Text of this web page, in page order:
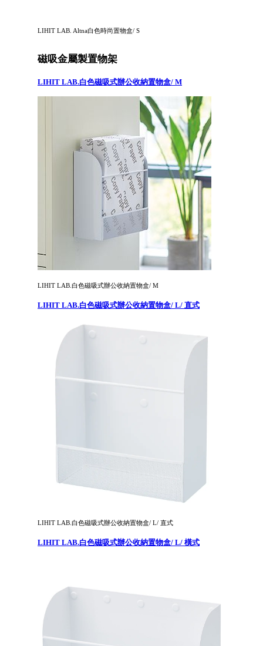
LIHIT LAB. Altna白色時尚置物盒/ S
磁吸金屬製置物架
LIHIT LAB.白色磁吸式辦公收納置物盒/ M
LIHIT LAB.白色磁吸式辦公收納置物盒/ M
LIHIT LAB.白色磁吸式辦公收納置物盒/ L/ 直式
LIHIT LAB.白色磁吸式辦公收納置物盒/ L/ 直式
LIHIT LAB.白色磁吸式辦公收納置物盒/ L/ 橫式